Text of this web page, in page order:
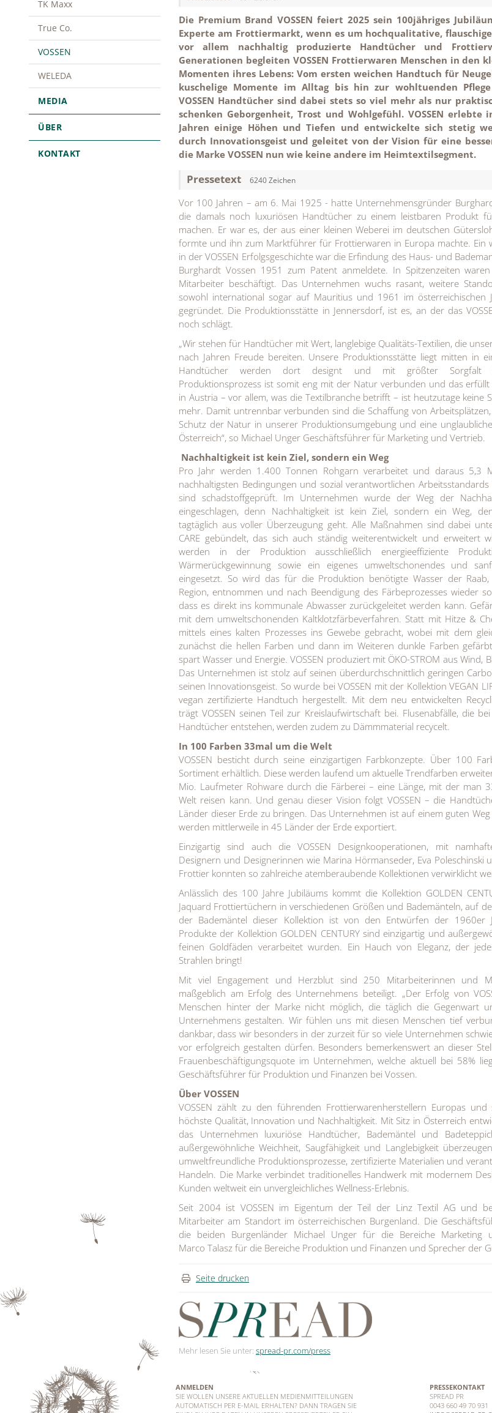
TK Maxx
True Co.
VOSSEN
WELEDA
MEDIA
ÜBER
KONTAKT
Die Premium Brand VOSSEN feiert 2025 sein 100jähriges
Experte am Frottiermarkt, wenn es um hochqualitative,
vor allem nachhaltig produzierte Handtücher und
Generationen begleiten VOSSEN Frottierwaren Menschen in den
Momenten ihres Lebens: Vom ersten weichen Handtuch für
kuschelige Momente im Alltag bis hin zur wohltuenden
VOSSEN Handtücher sind dabei stets so viel mehr als nur
schenken Geborgenheit, Trost und Wohlgefühl. VOSSEN erlebte
Jahren einige Höhen und Tiefen und entwickelte sich stetig
durch Innovationsgeist und geleitet von der Vision für eine
die Marke VOSSEN nun wie keine andere im Heimtextilsegment.
Pressetext 6240 Zeichen
Vor 100 Jahren – am 6. Mai 1925 - hatte Unternehmensgründer
die damals noch luxuriösen Handtücher zu einem leistbaren Produkt
machen. Er war es, der aus einer kleinen Weberei im deutschen
formte und ihn zum Marktführer für Frottierwaren in Europa machte. Ein
in der VOSSEN Erfolgsgeschichte war die Erfindung des Haus- und
Burghardt Vossen 1951 zum Patent anmeldete. In Spitzenzeiten waren
Mitarbeiter beschäftigt. Das Unternehmen wuchs rasant, weitere
sowohl international sogar auf Mauritius und 1961 im österreichischen
gegründet. Die Produktionsstätte in Jennersdorf, ist es, an der das
noch schlägt.
„Wir stehen für Handtücher mit Wert, langlebige Qualitäts-Textilien, die
nach Jahren Freude bereiten. Unsere Produktionsstätte liegt mitten in
Handtücher werden dort designt und mit größter Sorgfalt
Produktionsprozess ist somit eng mit der Natur verbunden und das
in Austria – vor allem, was die Textilbranche betrifft – ist heutzutage keine
mehr. Damit untrennbar verbunden sind die Schaffung von
Schutz der Natur in unserer Produktionsumgebung und eine
Österreich“, so Michael Unger Geschäftsführer für Marketing und Vertrieb.
Nachhaltigkeit ist kein Ziel, sondern ein Weg
Pro Jahr werden 1.400 Tonnen Rohgarn verarbeitet und daraus 5,3
nachhaltigsten Bedingungen und sozial verantwortlichen Arbeitsstandards
sind schadstoffgeprüft. Im Unternehmen wurde der Weg der
eingeschlagen, denn Nachhaltigkeit ist kein Ziel, sondern ein Weg,
tagtäglich aus voller Überzeugung geht. Alle Maßnahmen sind dabei
CARE gebündelt, das sich auch ständig weiterentwickelt und erweitert
werden in der Produktion ausschließlich energieeffiziente
Wärmerückgewinnung sowie ein eigenes umweltschonendes und
eingesetzt. So wird das für die Produktion benötigte Wasser der
Region, entnommen und nach Beendigung des Färbeprozesses wieder
dass es direkt ins kommunale Abwasser zurückgeleitet werden kann.
mit dem umweltschonenden Kaltklotzfärbeverfahren. Statt mit Hitze &
mittels eines kalten Prozesses ins Gewebe gebracht, wobei mit dem
zunächst die hellen Farben und dann im Weiteren dunkle Farben
spart Wasser und Energie. VOSSEN produziert mit ÖKO-STROM aus Wind,
Das Unternehmen ist stolz auf seinen überdurchschnittlich geringen
seinen Innovationsgeist. So wurde bei VOSSEN mit der Kollektion VEGAN
vegan zertifizierte Handtuch hergestellt. Mit dem neu entwickelten
trägt VOSSEN seinen Teil zur Kreislaufwirtschaft bei. Flusenabfälle, die
Handtücher entstehen, werden zudem zu Dämmmaterial recycelt.
In 100 Farben 33mal um die Welt
VOSSEN besticht durch seine einzigartigen Farbkonzepte. Über 100
Sortiment erhältlich. Diese werden laufend um aktuelle Trendfarben
Mio. Laufmeter Rohware durch die Färberei – eine Länge, mit der man
Welt reisen kann. Und genau dieser Vision folgt VOSSEN – die
Länder dieser Erde zu bringen. Das Unternehmen ist auf einem guten
werden mittlerweile in 45 Länder der Erde exportiert.
Einzigartig sind auch die VOSSEN Designkooperationen, mit
Designern und Designerinnen wie Marina Hörmanseder, Eva Poleschinski
Frottier konnten so zahlreiche atemberaubende Kollektionen verwirklicht
Anlässlich des 100 Jahre Jubiläums kommt die Kollektion GOLDEN
Jaquard Frottiertüchern in verschiedenen Größen und Bademänteln, auf
der Bademäntel dieser Kollektion ist von den Entwürfen der 1960er
Produkte der Kollektion GOLDEN CENTURY sind einzigartig und
feinen Goldfäden verarbeitet wurden. Ein Hauch von Eleganz, der
Strahlen bringt!
Mit viel Engagement und Herzblut sind 250 Mitarbeiterinnen und
maßgeblich am Erfolg des Unternehmens beteiligt. „Der Erfolg von
Menschen hinter der Marke nicht möglich, die täglich die Gegenwart
Unternehmens gestalten. Wir fühlen uns mit diesen Menschen tief
dankbar, dass wir besonders in der zurzeit für so viele Unternehmen
vor erfolgreich gestalten dürfen. Besonders bemerkenswert an dieser
Frauenbeschäftigungsquote im Unternehmen, welche aktuell bei 58%
Geschäftsführer für Produktion und Finanzen bei Vossen.
Über VOSSEN
VOSSEN zählt zu den führenden Frottierwarenherstellern Europas
höchste Qualität, Innovation und Nachhaltigkeit. Mit Sitz in Österreich
das Unternehmen luxuriöse Handtücher, Bademäntel und
außergewöhnliche Weichheit, Saugfähigkeit und Langlebigkeit
umweltfreundliche Produktionsprozesse, zertifizierte Materialien und
Handeln. Die Marke verbindet traditionelles Handwerk mit modernem
Kunden weltweit ein unvergleichliches Wellness-Erlebnis.
Seit 2004 ist VOSSEN im Eigentum der Teil der Linz Textil AG und
Mitarbeiter am Standort im österreichischen Burgenland. Die
die beiden Burgenländer Michael Unger für die Bereiche Marketing
Marco Talasz für die Bereiche Produktion und Finanzen und Sprecher der
Seite drucken
Mehr lesen Sie unter: spread-pr.com/press
ANMELDEN
SIE WOLLEN UNSERE AKTUELLEN MEDIENMITTEILUNGEN
AUTOMATISCH PER E-MAIL ERHALTEN? DANN TRAGEN SIE
PRESSEKONTAKT
SPREAD PR
0043 660 49 70 931